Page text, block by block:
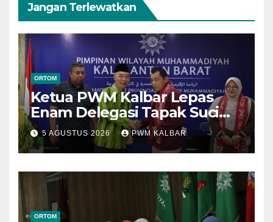
Jangan Terlewatkan
ORTOM
Ketua PWM Kalbar Lepas
Enam Delegasi Tapak Suci
Menuju Muktamar XVI di
Semarang
5 AGUSTUS 2026 PWM KALBAR
ORTOM